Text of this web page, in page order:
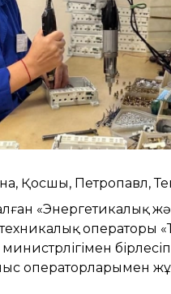
Қосшы, Петропавл,
«Энергетикалық
операторы
операторларымен